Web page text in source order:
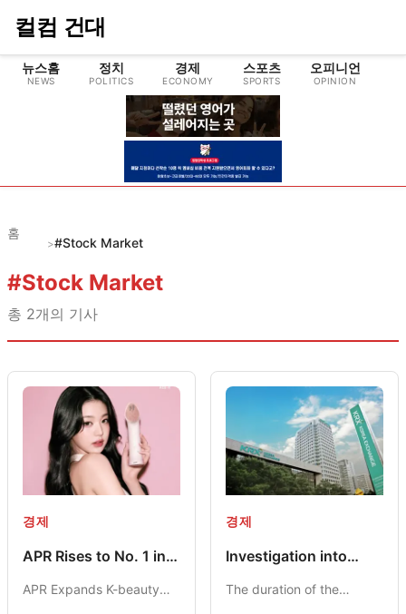
컬컴 건대
뉴스홈
NEWS
정치
POLITICS
경제
ECONOMY
스포츠
SPORTS
오피니언
OPINION
홈
>#Stock Market
#Stock Market
총 2개의 기사
경제
APR Rises to No. 1 in
Market
APR Expands K-beauty
경제
Investigation into
Manipulation
The duration of the